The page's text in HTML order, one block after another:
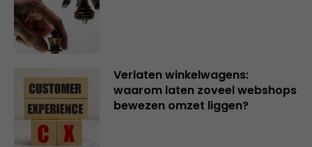
Verlaten winkelwagens:
waarom laten zoveel webshops
bewezen omzet liggen?